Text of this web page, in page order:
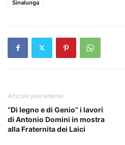
Sinalunga
Articolo precedente
“Di legno e di Genio” i lavori
di Antonio Domini in mostra
alla Fraternita dei Laici